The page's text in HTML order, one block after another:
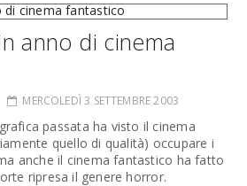
anno di cinema
MERCOLEDÌ 3 SETTEMBRE 2003
passata ha visto il cinema
quello di qualità) occupare i
anche il cinema fantastico ha fatto
ripresa il genere horror.